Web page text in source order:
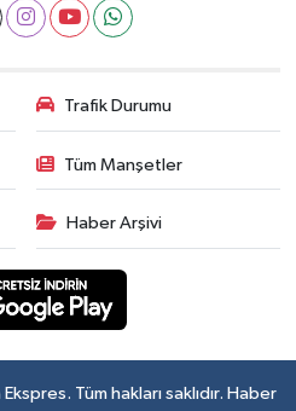
Trafik Durumu
Tüm Manşetler
Haber Arşivi
Tüm hakları saklıdır. Haber